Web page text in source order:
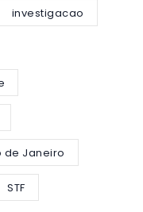
investigacao
de Janeiro
STF